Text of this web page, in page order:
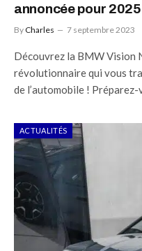
annoncée pour
By Charles 7 septembre 2023
Découvrez la BMW Vision
révolutionnaire qui vous
de l’automobile ! Préparez-
ACTUALITÉS